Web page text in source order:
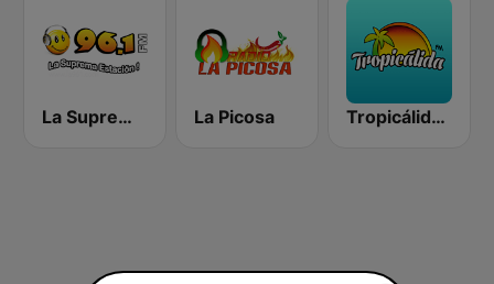
La Suprema Estacion 96.1 FM La Picosa Tropicálida FM